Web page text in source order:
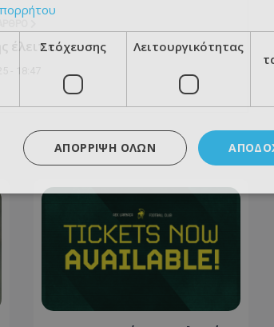
έλειπε...Στόχευσης Λειτουργικότητας
ΑΠΌΡΡΙΨΗ ΌΛΩΝ